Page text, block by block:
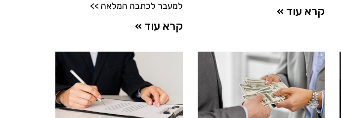
קרא עוד » למעבר לכתבה המלאה >>
קרא עוד »